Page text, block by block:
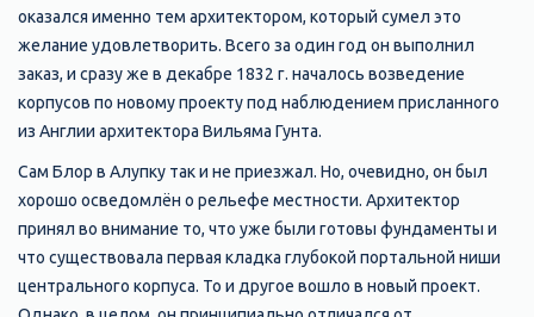
оказался именно тем архитектором, который сумел это
желание удовлетворить. Всего за один год он выполнил
заказ, и сразу же в декабре 1832 г. началось возведение
корпусов по новому проекту под наблюдением присланного
из Англии архитектора Вильяма Гунта.
Сам Блор в Алупку так и не приезжал. Но, очевидно, он был
хорошо осведомлён о рельефе местности. Архитектор
принял во внимание то, что уже были готовы фундаменты и
что существовала первая кладка глубокой портальной ниши
центрального корпуса. То и другое вошло в новый проект.